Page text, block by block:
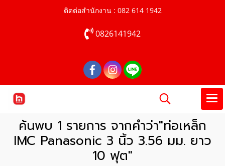
ติดต่อสำนักงาน : 082 614 1942
0826141942
ค้นพบ 1 รายการ จากคำว่า"ท่อเหล็ก
IMC Panasonic 3 นิ้ว 3.56 มม. ยาว
10 ฟุต"